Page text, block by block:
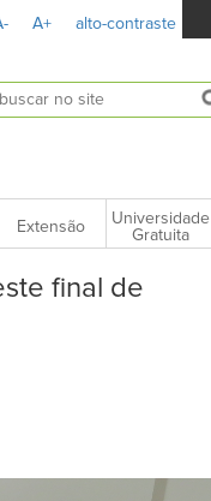
A+ alto-contraste
Extensão
Universidade
Gratuita
final de